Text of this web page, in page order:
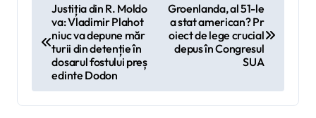
g
Justiția din R. Moldo
va: Vladimir Plahot
niuc va depune măr
turii din detenție în
dosarul fostului preș
edinte Dodon
Groenlanda, al 51-le
a stat american? Pr
oiect de lege crucial
depus în Congresul
SUA